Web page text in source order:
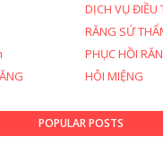
DỊCH VỤ ĐIỀU
RĂNG SỨ
PHỤC HỒI
HÔI MIỆNG
POPULAR POSTS